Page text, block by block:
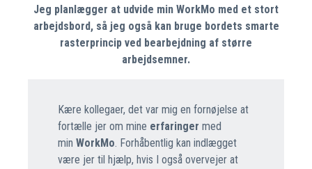
Jeg planlægger at udvide min WorkMo med et stort
arbejdsbord, så jeg også kan bruge bordets smarte
rasterprincip ved bearbejdning af større
arbejdsemner.
Kære kollegaer, det var mig en fornøjelse at
fortælle jer om mine erfaringer med
min WorkMo. Forhåbentlig kan indlægget
være jer til hjælp, hvis I også overvejer at